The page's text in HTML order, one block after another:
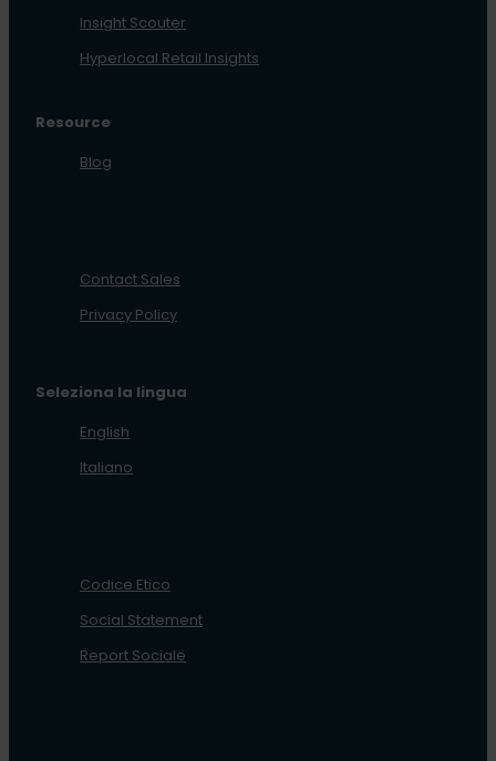
Insight Scouter
Hyperlocal Retail Insights
Resource
Blog
Contact Sales
Privacy Policy
Seleziona la lingua
English
Italiano
Codice Etico
Social Statement
Report Sociale